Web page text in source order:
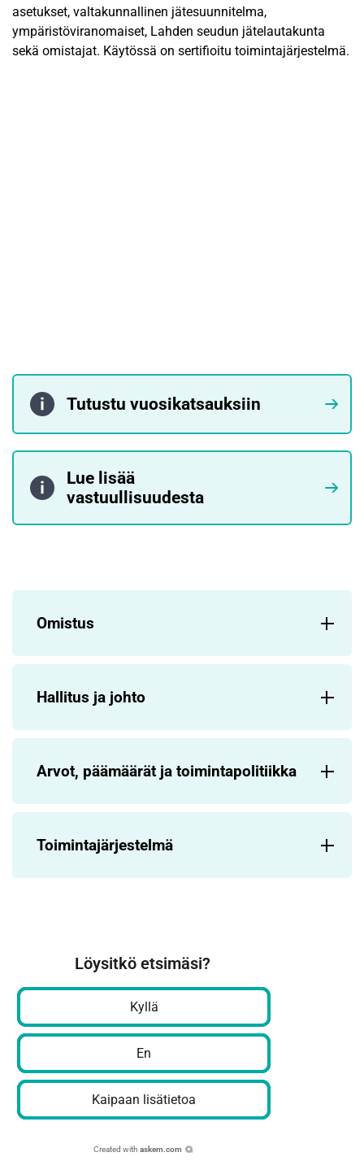
asetukset, valtakunnallinen jätesuunnitelma,
ympäristöviranomaiset, Lahden seudun jätelautakunta
sekä omistajat. Käytössä on sertifioitu toimintajärjestelmä.
Tutustu vuosikatsauksiin
Lue lisää
vastuullisuudesta
Omistus
Hallitus ja johto
Arvot, päämäärät ja toimintapolitiikka
Toimintajärjestelmä
Löysitkö etsimäsi?
Kyllä
En
Kaipaan lisätietoa
Created with askem.com